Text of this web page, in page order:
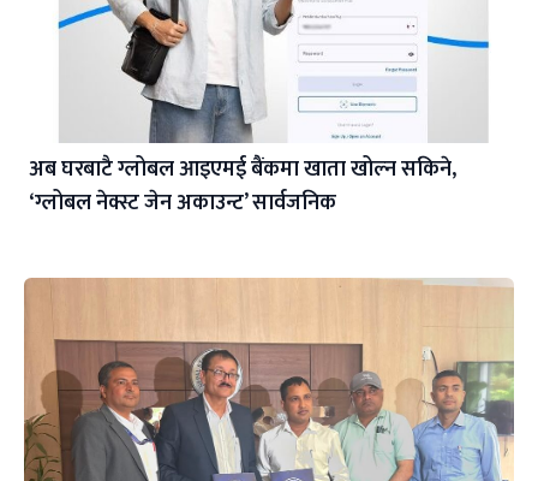
अब घरबाटै ग्लोबल आइएमई बैंकमा खाता खोल्न सकिने,
‘ग्लोबल नेक्स्ट जेन अकाउन्ट’ सार्वजनिक